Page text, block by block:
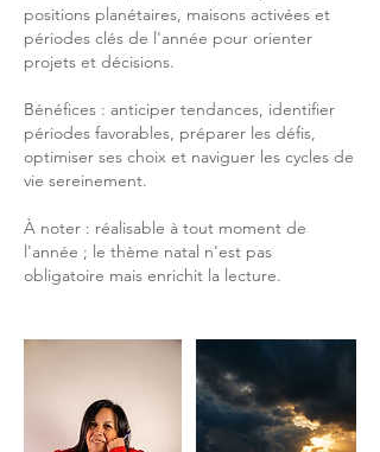
positions planétaires, maisons activées et
périodes clés de l'année pour orienter
projets et décisions.
Bénéfices : anticiper tendances, identifier
périodes favorables, préparer les défis,
optimiser ses choix et naviguer les cycles de
vie sereinement.
À noter : réalisable à tout moment de
l'année ; le thème natal n'est pas
obligatoire mais enrichit la lecture.